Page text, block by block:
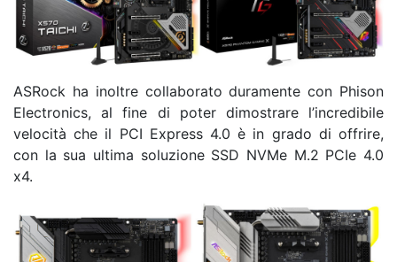
ASRock ha inoltre collaborato duramente con Phison
Electronics, al fine di poter dimostrare l’incredibile
velocità che il PCI Express 4.0 è in grado di offrire,
con la sua ultima soluzione SSD NVMe M.2 PCIe 4.0
x4.